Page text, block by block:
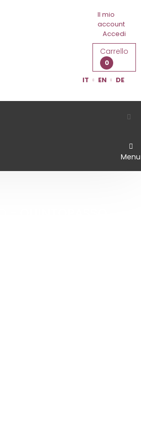
Il mio
account
Accedi
Carrello
0
IT
EN DE
Menu